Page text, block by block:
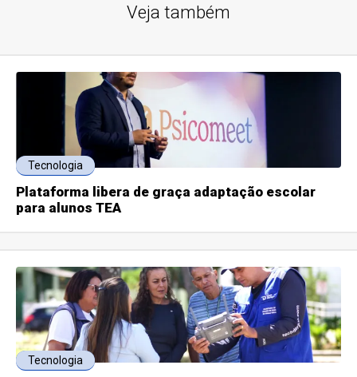
Veja também
Tecnologia
Plataforma libera de graça adaptação escolar
para alunos TEA
Tecnologia